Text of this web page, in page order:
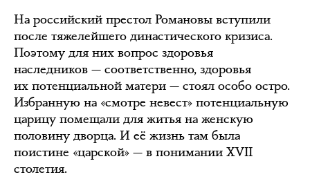
На российский престол Романовы вступили
после тяжелейшего династического кризиса.
Поэтому для них вопрос здоровья
наследников — соответственно, здоровья
их потенциальной матери — стоял особо остро.
Избранную на «смотре невест» потенциальную
царицу помещали для житья на женскую
половину дворца. И её жизнь там была
поистине «царской» — в понимании XVII
столетия.